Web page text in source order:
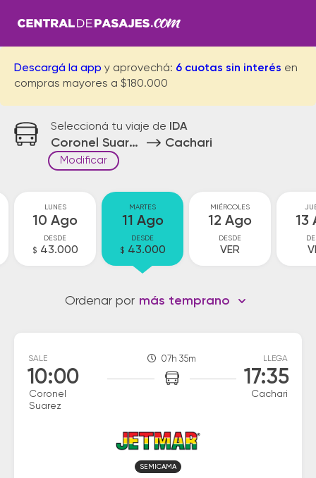
Descargá la app y aprovechá: 6 cuotas sin interés en
compras mayores a $180.000
Seleccioná tu viaje de IDA
Coronel Suarez Cachari
Modificar
LUNES
10 Ago
DESDE
$ 43.000
MARTES
11 Ago
DESDE
$ 43.000
MIÉRCOLES
12 Ago
DESDE
VER
13
Ordenar por más temprano
SALE
10:00
Coronel
Suarez
07h 35m LLEGA
17:35
Cachari
SEMICAMA